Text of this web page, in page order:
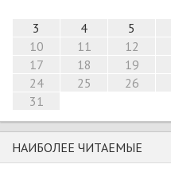
3
4 5
10
11 12
17
18 19
24
25 26
31
НАИБОЛЕЕ ЧИТАЕМЫЕ